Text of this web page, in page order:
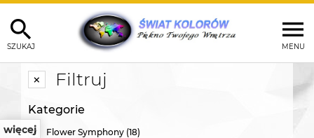
MENU
SZUKAJ
więcej
Filtruj
Kategorie
Flower Symphony (18)